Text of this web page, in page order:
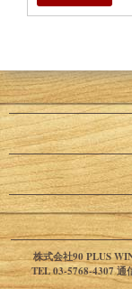
株式会社90 PLUS
TEL 03-5768-4307